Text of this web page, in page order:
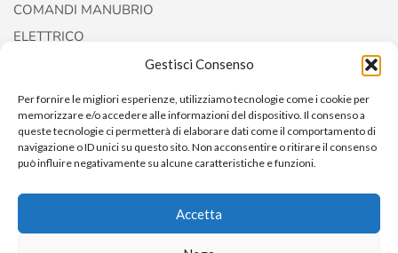
Gestisci Consenso
Per fornire le migliori esperienze, utilizziamo tecnologie come i cookie per
memorizzare e/o accedere alle informazioni del dispositivo. Il consenso a
queste tecnologie ci permetterà di elaborare dati come il comportamento di
navigazione o ID unici su questo sito. Non acconsentire o ritirare il consenso
può influire negativamente su alcune caratteristiche e funzioni.
Accetta
COMANDI MANUBRIO
ELETTRICO
FORCELLE E AMMORTIZZATORI